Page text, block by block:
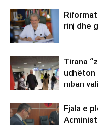
rinj dhe
Tirana
udhëton
mban
Fjala e